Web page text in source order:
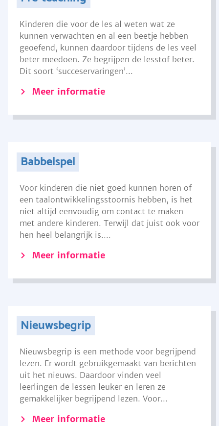
Kinderen die voor de les al weten wat ze
kunnen verwachten en al een beetje hebben
geoefend, kunnen daardoor tijdens de les veel
beter meedoen. Ze begrijpen de lesstof beter.
Dit soort ‘succeservaringen’...
Meer informatie
Babbelspel
Voor kinderen die niet goed kunnen horen of
een taalontwikkelingsstoornis hebben, is het
niet altijd eenvoudig om contact te maken
met andere kinderen. Terwijl dat juist ook voor
hen heel belangrijk is....
Meer informatie
Nieuwsbegrip
Nieuwsbegrip is een methode voor begrijpend
lezen. Er wordt gebruikgemaakt van berichten
uit het nieuws. Daardoor vinden veel
leerlingen de lessen leuker en leren ze
gemakkelijker begrijpend lezen. Voor...
Meer informatie